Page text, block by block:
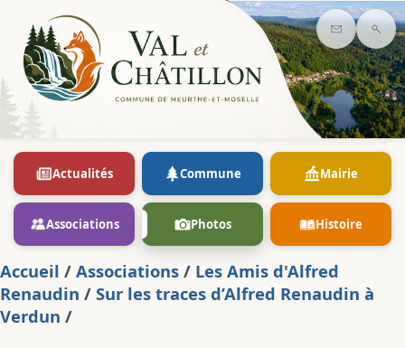
Contact
Actualités Commune Mairie
Associations Photos Histoire
Accueil / Associations / Les Amis d'Alfred
Renaudin / Sur les traces d’Alfred Renaudin à
Verdun /